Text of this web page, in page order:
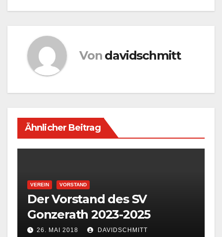
Von davidschmitt
Ähnlicher Beitrag
VEREIN VORSTAND
Der Vorstand des SV
Gonzerath 2023-2025
26. MAI 2018 DAVIDSCHMITT